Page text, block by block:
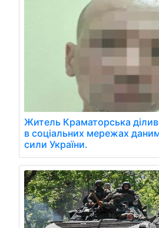
Житель Краматорська
в соціальних мережах
сили України.